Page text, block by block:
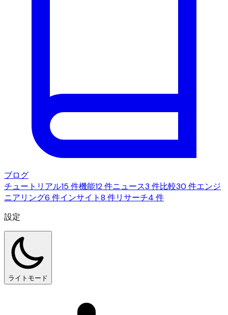
ブログ
チュートリアル15 件機能12 件ニュース3 件比較30 件エンジ
ニアリング6 件インサイト8 件リサーチ4 件
設定
ライトモード